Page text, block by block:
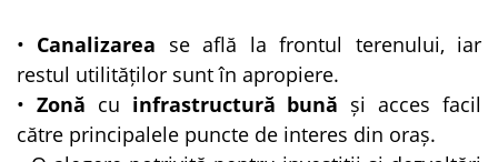
• Canalizarea se află la frontul terenului, iar
restul utilităților sunt în apropiere.
• Zonă cu infrastructură bună și acces facil
către principalele puncte de interes din oraș.